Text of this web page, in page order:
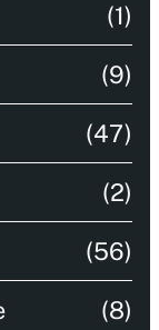
(1)
(9)
(47)
(2)
(56)
(8)